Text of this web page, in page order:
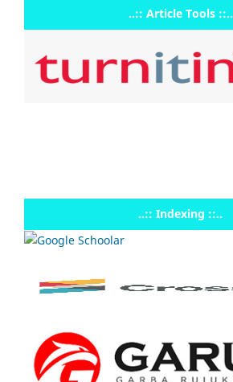
..:: Article Tools ::..
..:: Indexing ::..